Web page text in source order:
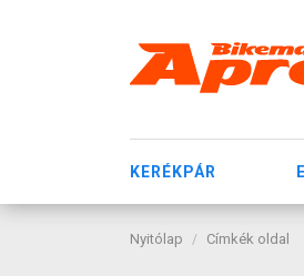
KERÉKPÁR
Nyitólap Címkék oldal